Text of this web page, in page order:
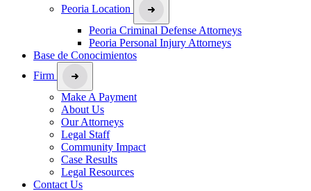
Peoria Location
Peoria Criminal Defense Attorneys
Peoria Personal Injury Attorneys
Base de Conocimientos
Firm
Make A Payment
About Us
Our Attorneys
Legal Staff
Community Impact
Case Results
Legal Resources
Contact Us